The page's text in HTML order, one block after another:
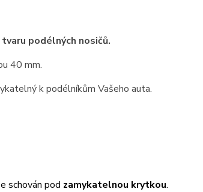
podélných nosičů.
40 mm.
k podélníkům Vašeho auta.
schován pod zamykatelnou krytkou.